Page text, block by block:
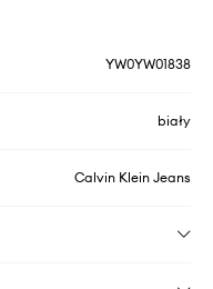
YW0YW01838
biały
Calvin Klein Jeans